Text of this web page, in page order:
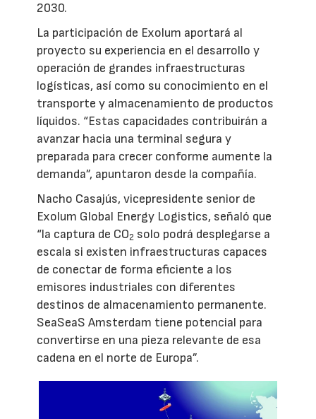
2030.
La participación de Exolum aportará al
proyecto su experiencia en el desarrollo y
operación de grandes infraestructuras
logísticas, así como su conocimiento en el
transporte y almacenamiento de productos
líquidos. “Estas capacidades contribuirán a
avanzar hacia una terminal segura y
preparada para crecer conforme aumente la
demanda”, apuntaron desde la compañía.
Nacho Casajús, vicepresidente senior de
Exolum Global Energy Logistics, señaló que
“la captura de CO2 solo podrá desplegarse a
escala si existen infraestructuras capaces
de conectar de forma eficiente a los
emisores industriales con diferentes
destinos de almacenamiento permanente.
SeaSeaS Amsterdam tiene potencial para
convertirse en una pieza relevante de esa
cadena en el norte de Europa”.